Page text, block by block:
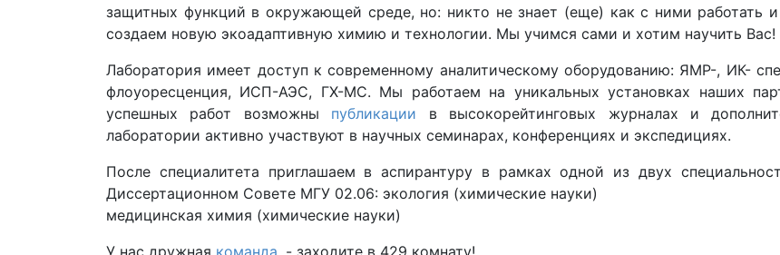
защитных функций в окружающей среде, но: никто не знает (еще) как с ними работать
создаем новую экоадаптивную химию и технологии. Мы учимся сами и хотим научить Вас!
Лаборатория имеет доступ к современному аналитическому оборудованию: ЯМР-, ИК-
флоуоресценция, ИСП-АЭС, ГХ-МС. Мы работаем на уникальных установках наших
успешных работ возможны публикации в высокорейтинговых журналах и
лаборатории активно участвуют в научных семинарах, конференциях и экспедициях.
После специалитета приглашаем в аспирантуру в рамках одной из двух
Диссертационном Совете МГУ 02.06: экология (химические науки)
медицинская химия (химические науки)
У нас дружная команда , - заходите в 429 комнату!